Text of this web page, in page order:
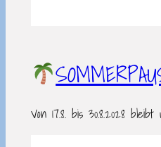
Von 17.8. bis 30.8.2028